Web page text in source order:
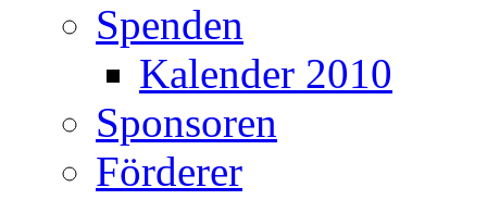
Spenden
Kalender 2010
Sponsoren
Förderer